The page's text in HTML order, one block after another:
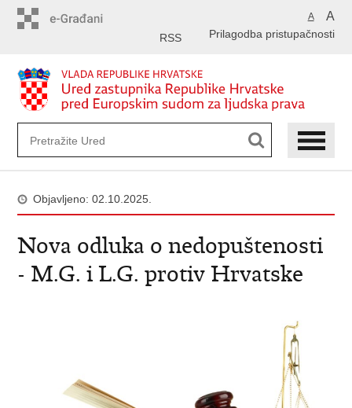
A A
Prilagodba pristupačnosti
RSS
Objavljeno: 02.10.2025.
Nova odluka o nedopuštenosti
- M.G. i L.G. protiv Hrvatske